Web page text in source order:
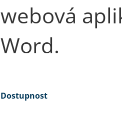
webová
Word.
Dostupnost